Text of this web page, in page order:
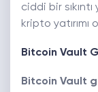
ciddi bir
kripto
Bitcoin Vault
Bitcoin Vault